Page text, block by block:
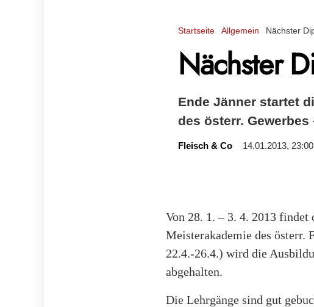
Startseite Allgemein Nächster
Nächster
Ende Jänner startet
des österr.
Fleisch & Co 14.01.2013,
Von 28. 1. – 3. 4. 2013
Meisterakademie des österr.
22.4.-26.4.) wird die
abgehalten.
Die Lehrgänge sind gut